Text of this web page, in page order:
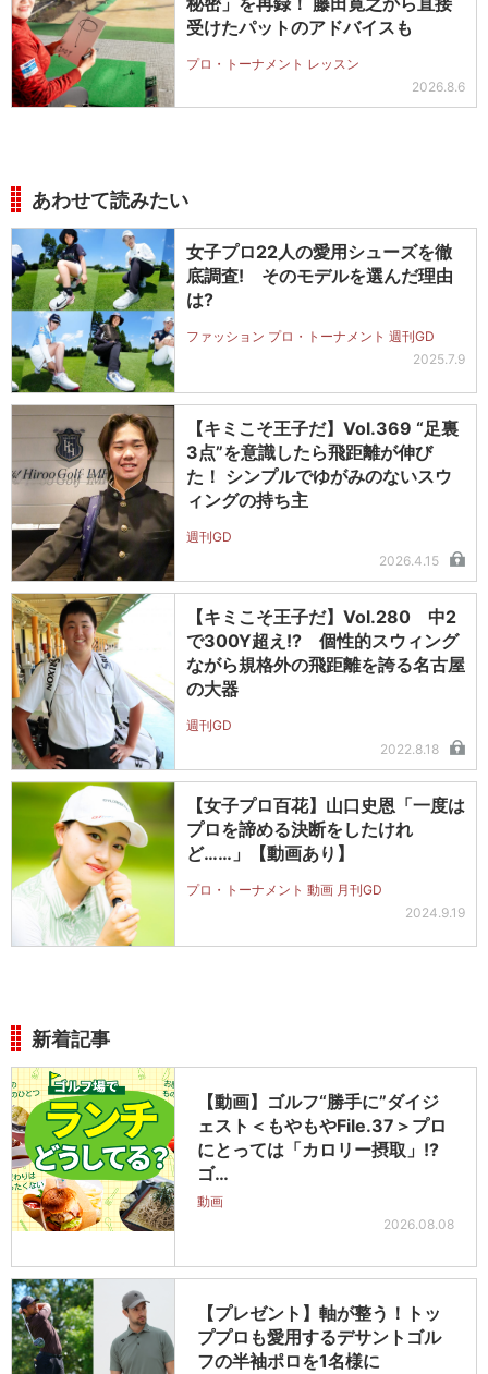
受けたパットのアドバイスも
プロ・トーナメント レッスン
2026.8.6
あわせて読みたい
女子プロ22人の愛用シューズを徹
底調査! そのモデルを選んだ理由
は?
ファッション プロ・トーナメント 週刊GD
2025.7.9
【キミこそ王子だ】Vol.369 “足裏
3点”を意識したら飛距離が伸び
た！ シンプルでゆがみのないスウ
ィングの持ち主
週刊GD
2026.4.15
【キミこそ王子だ】Vol.280 中2
で300Y超え!? 個性的スウィング
ながら規格外の飛距離を誇る名古屋
の大器
週刊GD
2022.8.18
【女子プロ百花】山口史恩「一度は
プロを諦める決断をしたけれ
ど……」【動画あり】
プロ・トーナメント 動画 月刊GD
2024.9.19
新着記事
【動画】ゴルフ“勝手に”ダイジ
ェスト＜もやもやFile.37＞プロ
にとっては「カロリー摂取」!?
ゴ…
動画
2026.08.08
【プレゼント】軸が整う！トッ
ププロも愛用するデサントゴル
フの半袖ポロを1名様に